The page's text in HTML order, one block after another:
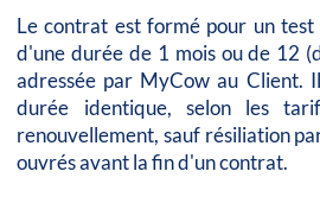
Le contrat est formé pour un
d'une durée de 1 mois ou de 12
adressée par MyCow au Client.
durée identique, selon les
renouvellement, sauf résiliation
ouvrés avant la fin d'un contrat.